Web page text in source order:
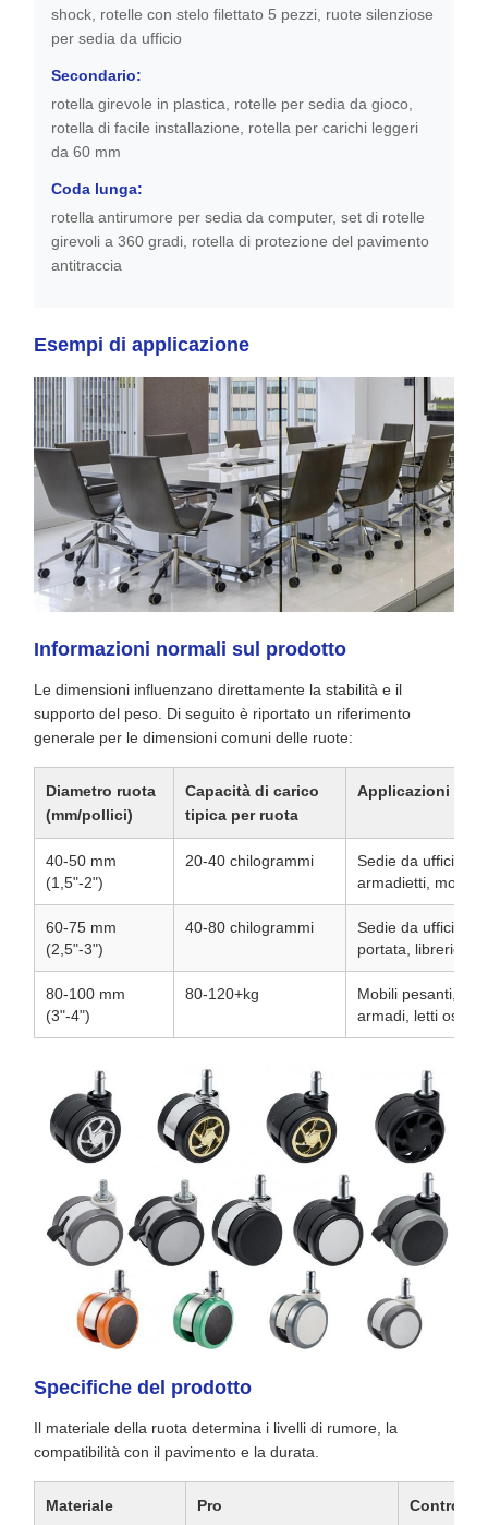
shock, rotelle con stelo filettato 5 pezzi, ruote silenziose
per sedia da ufficio
Secondario:
rotella girevole in plastica, rotelle per sedia da gioco,
rotella di facile installazione, rotella per carichi leggeri
da 60 mm
Coda lunga:
rotella antirumore per sedia da computer, set di rotelle
girevoli a 360 gradi, rotella di protezione del pavimento
antitraccia
Esempi di applicazione
Informazioni normali sul prodotto
Le dimensioni influenzano direttamente la stabilità e il
supporto del peso. Di seguito è riportato un riferimento
generale per le dimensioni comuni delle ruote:
Diametro ruota
(mm/pollici)
Capacità di carico
tipica per ruota
Applicazioni
40-50 mm
(1,5"-2")
20-40 chilogrammi
Sedie da ufficio,
armadietti, mobili
60-75 mm
(2,5"-3")
40-80 chilogrammi
Sedie da ufficio
portata, librerie,
80-100 mm
(3"-4")
80-120+kg
Mobili pesanti,
armadi, letti
Specifiche del prodotto
Il materiale della ruota determina i livelli di rumore, la
compatibilità con il pavimento e la durata.
Materiale Pro Contro